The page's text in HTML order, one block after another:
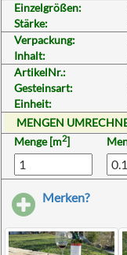
Einzelgrößen:
Stärke:
Verpackung:
Inhalt:
ArtikelNr.:
Gesteinsart:
Einheit:
MENGEN
Menge [m2]
Merken?